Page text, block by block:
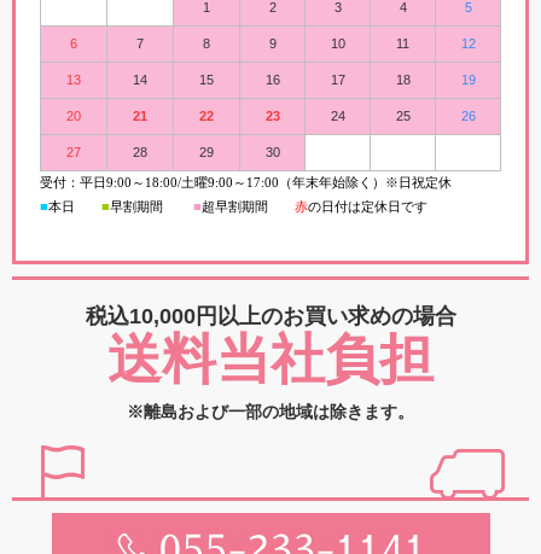
1 2 3 4 5
6 7 8 9 10 11 12
13 14 15 16 17 18 19
20 21 22 23 24 25 26
27 28 29 30
受付：平日9:00 ～ 18:00/土曜9:00 ～ 17:00（年末年始除く）※日祝定休
■本日 ■早割期間 ■超早割期間 赤の日付は定休日です
税込10,000円以上のお買い求めの場合
送料当社負担
※離島および一部の地域は除きます。